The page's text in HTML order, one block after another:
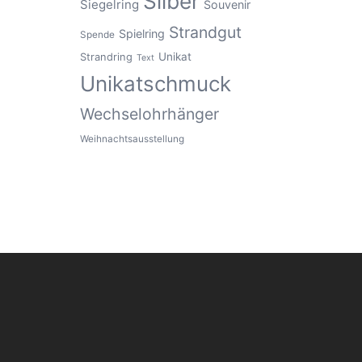
Siegelring Souvenir
Spende Spielring Strandgut
Strandring Text Unikat
Unikatschmuck
Wechselohrhänger
Weihnachtsausstellung